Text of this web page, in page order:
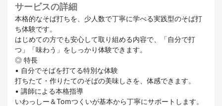
サービスの詳細
本格的なそば打ちを、少人数で丁寧に学べる実践型のそば打
ち体験です。
はじめての方でも安心して取り組める内容で、「自分で打
つ」「味わう」をしっかり体験できます。
◎ 特長
• 自分でそばを打てる特別な体験
打ちたて・作りたてのそばの美味しさを、体感できます。
• 講師による本格指導
いわっしー＆Tomつくいが基本から丁寧にサポートします。